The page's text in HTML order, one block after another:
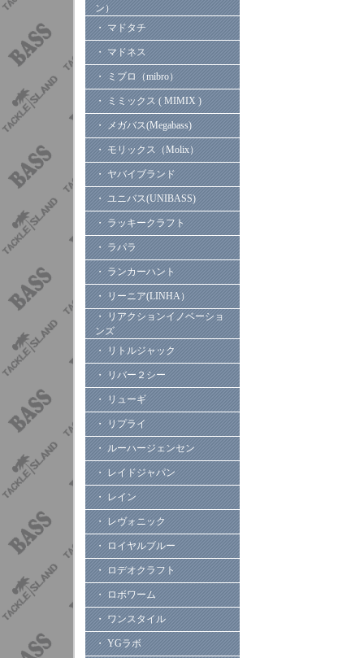
ン）
・ マドタチ
・ マドネス
・ ミブロ（mibro）
・ ミミックス ( MIMIX )
・ メガバス(Megabass)
・ モリックス（Molix）
・ ヤバイブランド
・ ユニバス(UNIBASS)
・ ラッキークラフト
・ ラパラ
・ ランカーハント
・ リーニア(LINHA）
・ リアクションイノベーショ
ンズ
・ リトルジャック
・ リバー２シー
・ リューギ
・ リプライ
・ ルーハージェンセン
・ レイドジャパン
・ レイン
・ レヴォニック
・ ロイヤルブルー
・ ロデオクラフト
・ ロボワーム
・ ワンスタイル
・ YGラボ